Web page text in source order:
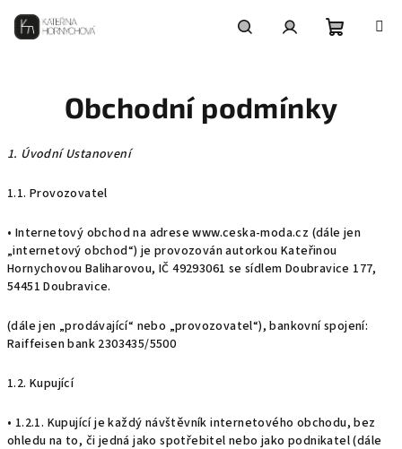
obsah
košík
Obchodní podmínky
1. Úvodní Ustanovení
1.1. Provozovatel
• Internetový obchod na adrese www.ceska-moda.cz (dále jen
„internetový obchod“) je provozován autorkou Kateřinou
Hornychovou Baliharovou, IČ 49293061 se sídlem Doubravice 177,
54451 Doubravice.
(dále jen „prodávající“ nebo „provozovatel“), bankovní spojení:
Raiffeisen bank 2303435/5500
1.2. Kupující
• 1.2.1. Kupující je každý návštěvník internetového obchodu, bez
ohledu na to, či jedná jako spotřebitel nebo jako podnikatel (dále